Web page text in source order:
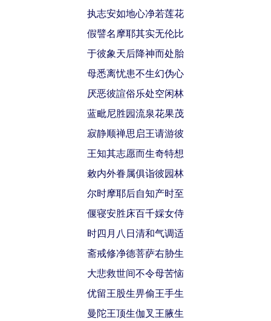
执志安如地心净若莲花
假譬名摩耶其实无伦比
于彼象天后降神而处胎
母悉离忧患不生幻伪心
厌恶彼諠俗乐处空闲林
蓝毗尼胜园流泉花果茂
寂静顺禅思启王请游彼
王知其志愿而生奇特想
敕内外眷属俱诣彼园林
尔时摩耶后自知产时至
偃寝安胜床百千婇女侍
时四月八日清和气调适
斋戒修净德菩萨右胁生
大悲救世间不令母苦恼
优留王股生畀偷王手生
曼陀王顶生伽叉王腋生